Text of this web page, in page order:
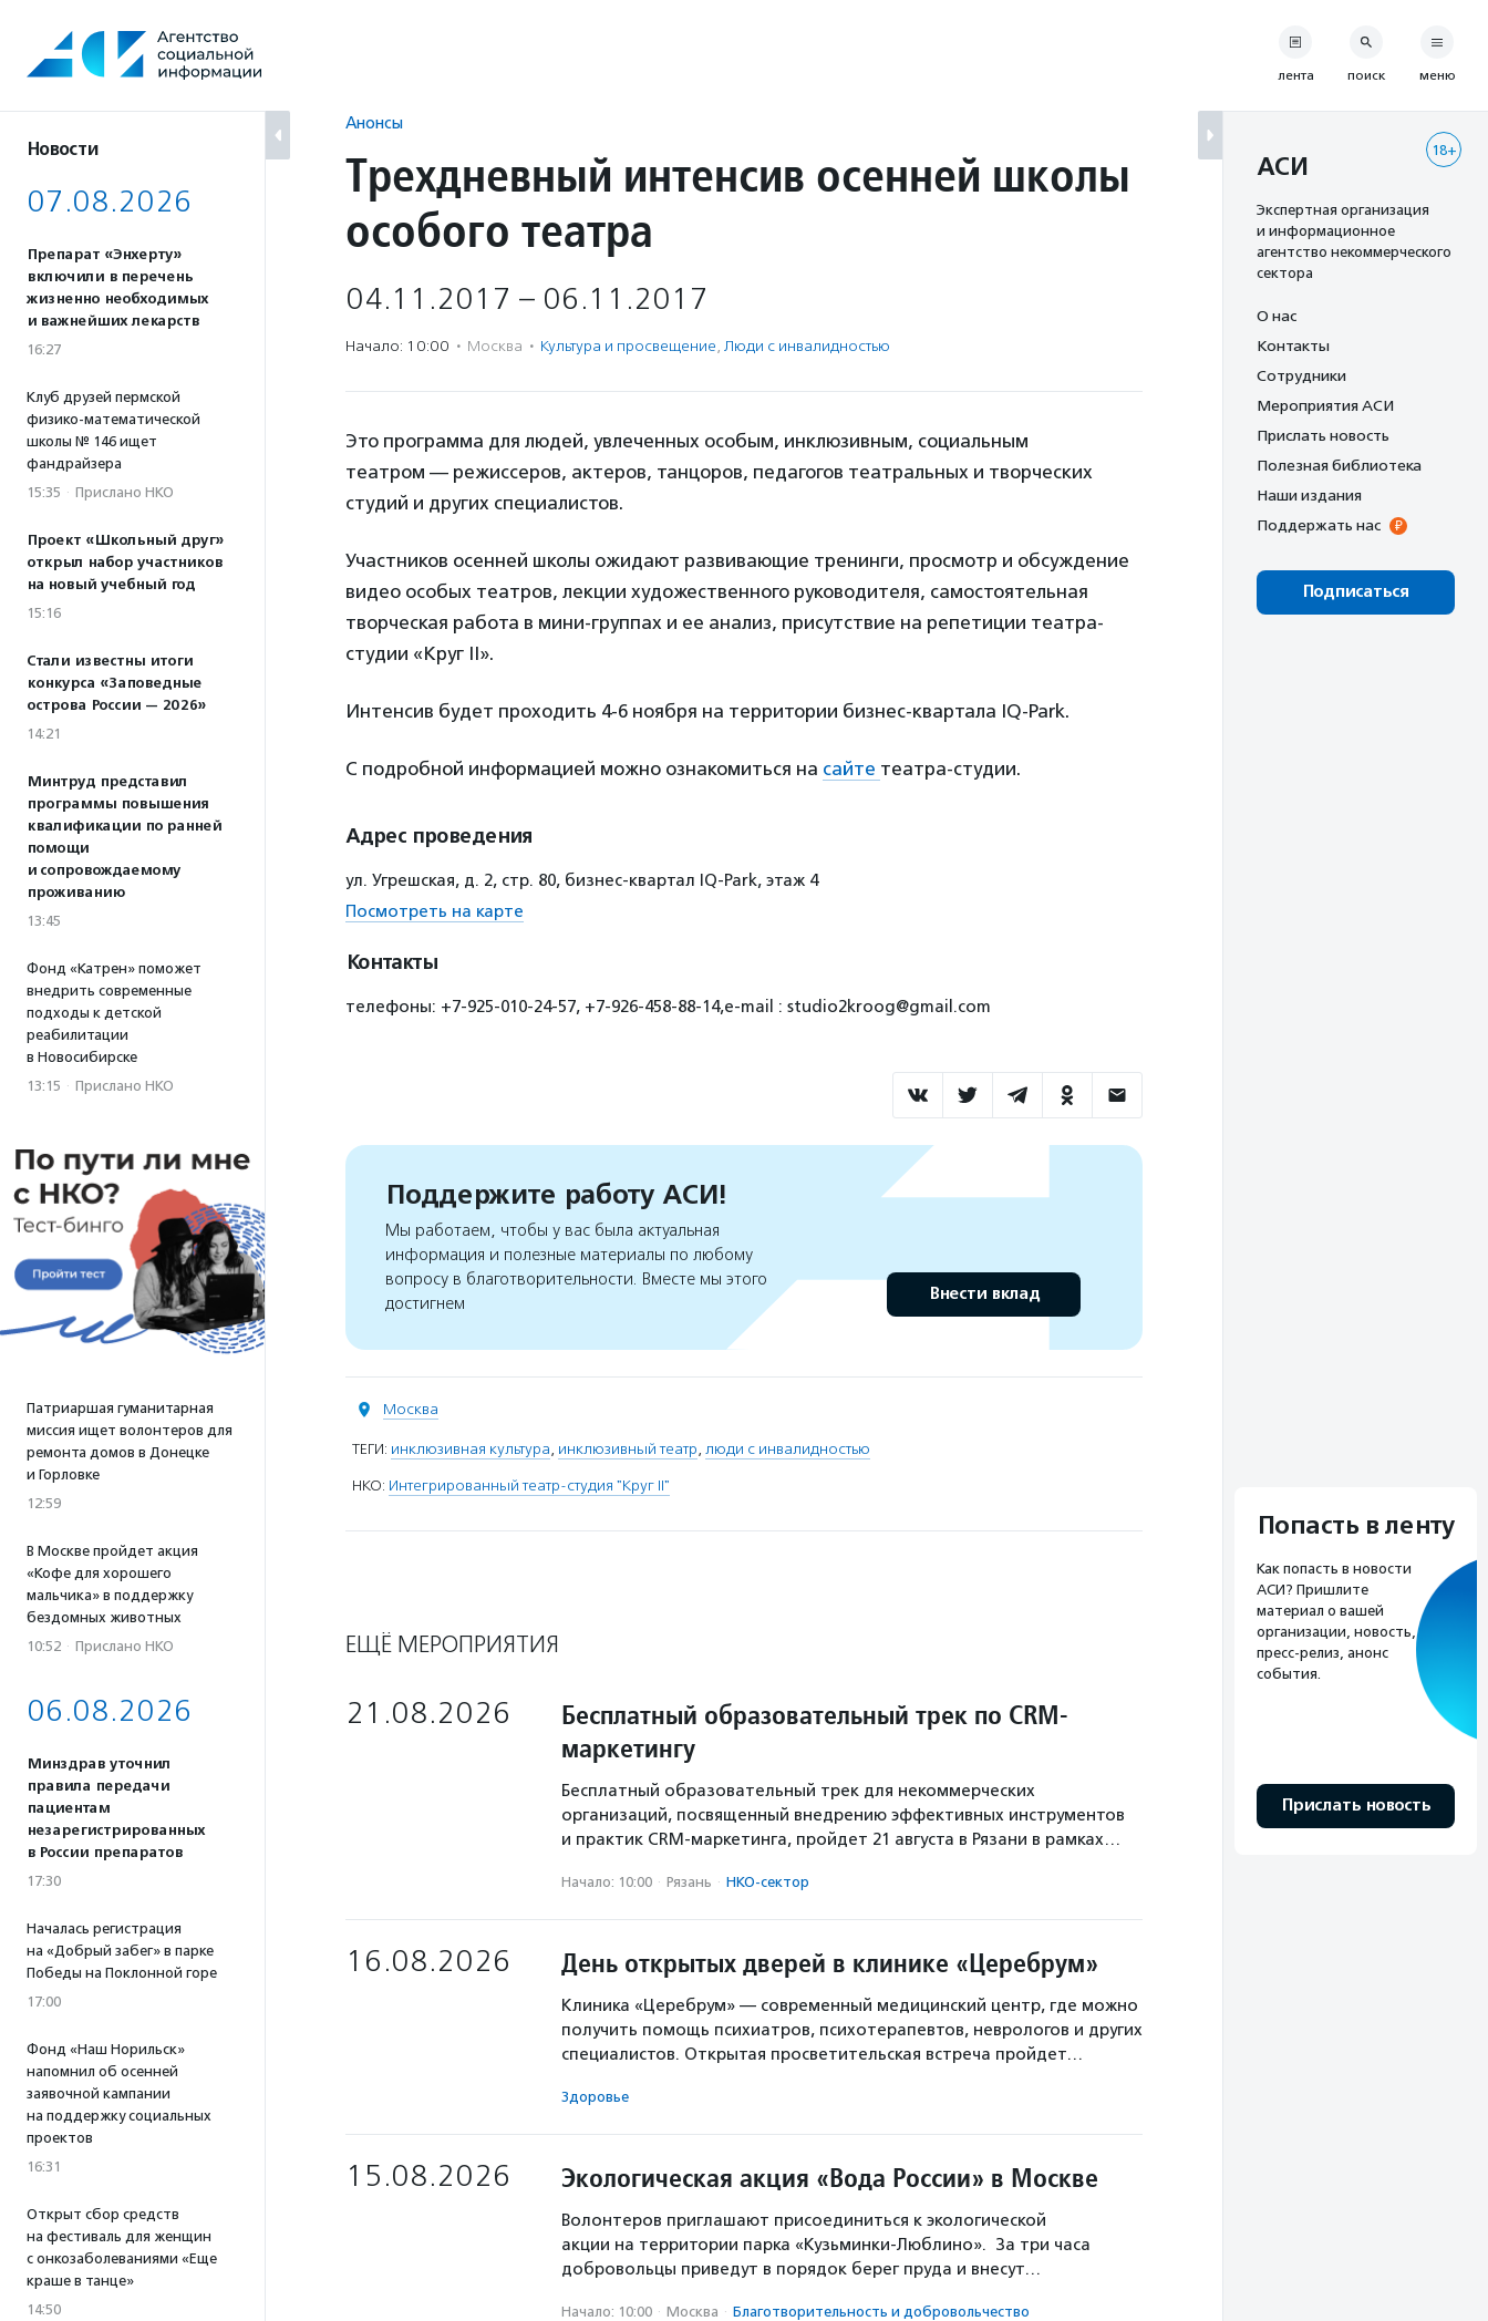
содержанию
Новости
07.08.2026
Препарат «Энхерту»
включили в перечень
жизненно необходимых
и важнейших лекарств
16:27
Клуб друзей пермской
физико-математической
школы № 146 ищет
фандрайзера
15:35 · Прислано НКО
Проект «Школьный друг»
открыл набор участников
на новый учебный год
15:16
Стали известны итоги
конкурса «Заповедные
острова России — 2026»
14:21
Минтруд представил
программы повышения
квалификации по ранней
помощи
и сопровождаемому
проживанию
13:45
Фонд «Катрен» поможет
внедрить современные
подходы к детской
реабилитации
в Новосибирске
13:15 · Прислано НКО
Патриаршая гуманитарная
миссия ищет волонтеров для
ремонта домов в Донецке
и Горловке
12:59
В Москве пройдет акция
«Кофе для хорошего
мальчика» в поддержку
бездомных животных
10:52 · Прислано НКО
06.08.2026
Минздрав уточнил
правила передачи
пациентам
незарегистрированных
в России препаратов
17:30
Началась регистрация
на «Добрый забег» в парке
Победы на Поклонной горе
17:00
Фонд «Наш Норильск»
напомнил об осенней
заявочной кампании
на поддержку социальных
проектов
16:31
Открыт сбор средств
на фестиваль для женщин
с онкозаболеваниями «Еще
краше в танце»
14:50
Анонсы
Трехдневный интенсив осенней школы
особого театра
04.11.2017 – 06.11.2017
Начало: 10:00 · Москва · Культура и просвещение, Люди с инвалидностью
Это программа для людей, увлеченных особым, инклюзивным, социальным
театром — режиссеров, актеров, танцоров, педагогов театральных и творческих
студий и других специалистов.
Участников осенней школы ожидают развивающие тренинги, просмотр и обсуждение
видео особых театров, лекции художественного руководителя, самостоятельная
творческая работа в мини-группах и ее анализ, присутствие на репетиции театра-
студии «Круг II».
Интенсив будет проходить 4-6 ноября на территории бизнес-квартала IQ-Park.
С подробной информацией можно ознакомиться на сайте театра-студии.
Адрес проведения
ул. Угрешская, д. 2, стр. 80, бизнес-квартал IQ-Park, этаж 4
Посмотреть на карте
Контакты
телефоны: +7-925-010-24-57, +7-926-458-88-14,e-mail : studio2kroog@gmail.com
Поддержите работу АСИ!
Мы работаем, чтобы у вас была актуальная
информация и полезные материалы по любому
вопросу в благотворительности. Вместе мы этого
достигнем
Внести вклад
Москва
ТЕГИ: инклюзивная культура, инклюзивный театр, люди с инвалидностью
НКО: Интегрированный театр-студия "Круг II"
ЕЩЁ МЕРОПРИЯТИЯ
21.08.2026
Бесплатный образовательный трек по CRM-
маркетингу
Бесплатный образовательный трек для некоммерческих
организаций, посвященный внедрению эффективных инструментов
и практик CRM-маркетинга, пройдет 21 августа в Рязани в рамках…
Начало: 10:00 · Рязань · НКО-сектор
16.08.2026 День открытых дверей в клинике «Церебрум»
Клиника «Церебрум» — современный медицинский центр, где можно
получить помощь психиатров, психотерапевтов, неврологов и других
специалистов. Открытая просветительская встреча пройдет…
Здоровье
15.08.2026 Экологическая акция «Вода России» в Москве
Волонтеров приглашают присоединиться к экологической
акции на территории парка «Кузьминки-Люблино». За три часа
добровольцы приведут в порядок берег пруда и внесут…
Начало: 10:00 · Москва · Благотвори­тель­ность и доброволь­чест­во
лента поиск меню
18+
АСИ
Экспертная организация
и информационное
агентство некоммерческого
сектора
О нас
Контакты
Сотрудники
Мероприятия АСИ
Прислать новость
Полезная библиотека
Наши издания
Поддержать нас
Подписаться
Попасть в ленту
Как попасть в новости
АСИ? Пришлите
материал о вашей
организации, новость,
пресс-релиз, анонс
события.
Прислать новость